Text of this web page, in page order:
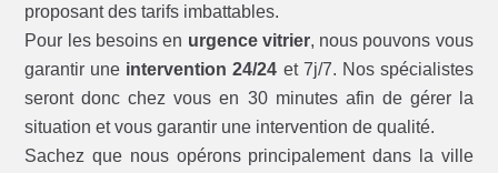
proposant des tarifs imbattables.
Pour les besoins en urgence vitrier, nous pouvons vous
garantir une intervention 24/24 et 7j/7. Nos spécialistes
seront donc chez vous en 30 minutes afin de gérer la
situation et vous garantir une intervention de qualité.
Sachez que nous opérons principalement dans la ville